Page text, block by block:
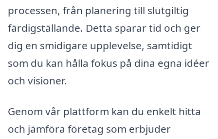
processen, från planering till slutgiltig
färdigställande. Detta sparar tid och ger
dig en smidigare upplevelse, samtidigt
som du kan hålla fokus på dina egna idéer
och visioner.
Genom vår plattform kan du enkelt hitta
och jämföra företag som erbjuder